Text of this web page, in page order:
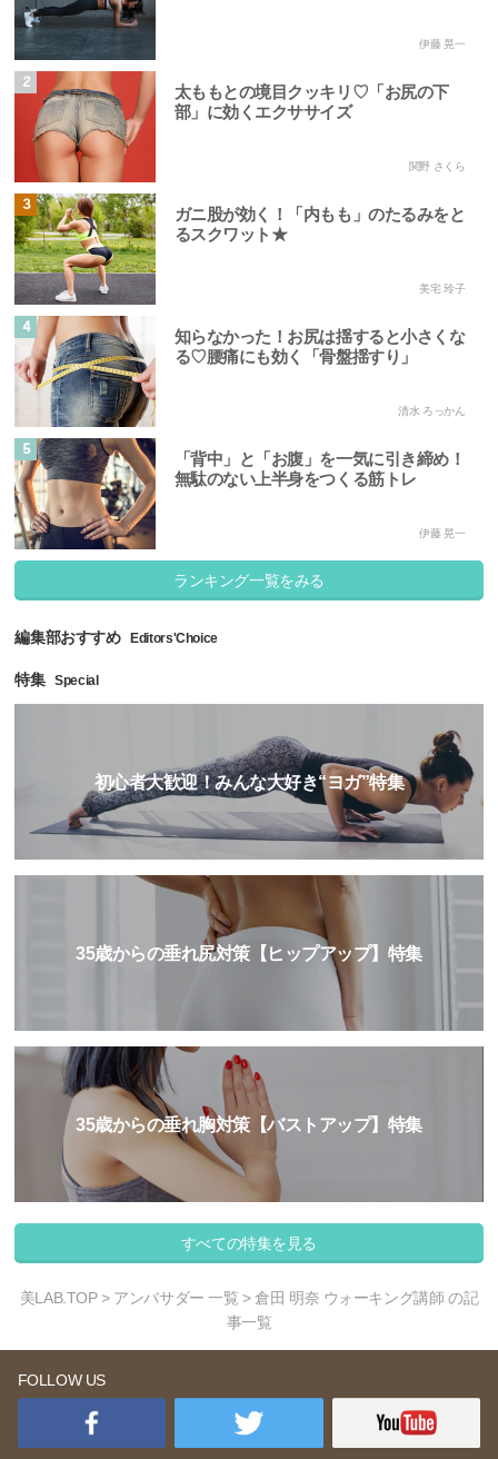
伊藤 晃一
2
太ももとの境目クッキリ♡「お尻の下
部」に効くエクササイズ
関野 さくら
3
ガニ股が効く！「内もも」のたるみをと
るスクワット★
美宅 玲子
4
知らなかった！お尻は揺すると小さくな
る♡腰痛にも効く「骨盤揺すり」
清水 ろっかん
5
「背中」と「お腹」を一気に引き締め！
無駄のない上半身をつくる筋トレ
伊藤 晃一
ランキング一覧をみる
編集部おすすめ Editors'Choice
特集 Special
初心者大歓迎！みんな大好き“ヨガ”特集
35歳からの垂れ尻対策【ヒップアップ】特集
35歳からの垂れ胸対策【バストアップ】特集
すべての特集を見る
美LAB.TOP> アンバサダー 一覧 > 倉田 明奈 ウォーキング講師 の記
事一覧
FOLLOW US